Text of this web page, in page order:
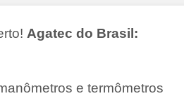
Agatec do Brasil:
e termômetros